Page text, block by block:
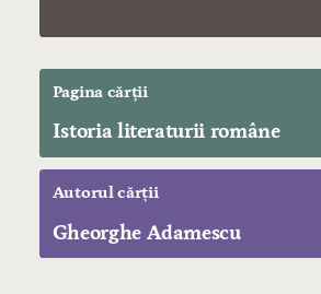
Pagina cărții
Istoria literaturii române
Autorul cărții
Gheorghe Adamescu